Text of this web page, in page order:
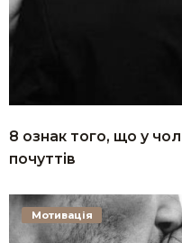
8 ознак того, що у
почуттів
Мотивація